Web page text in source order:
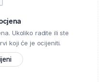
Ukoliko radite ili ste
koji će je ocijeniti.